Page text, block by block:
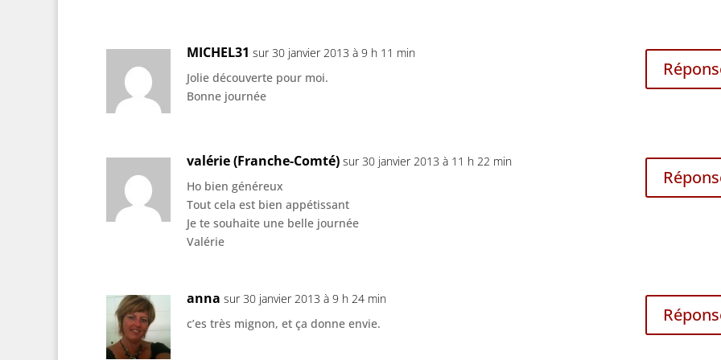
MICHEL31 sur 30 janvier 2013 à 9 h 11 min
Jolie découverte pour moi.
Bonne journée
valérie (Franche-Comté) sur 30 janvier 2013 à 11 h 22 min
Ho bien généreux
Tout cela est bien appétissant
Je te souhaite une belle journée
Valérie
anna sur 30 janvier 2013 à 9 h 24 min
c’es très mignon, et ça donne envie.